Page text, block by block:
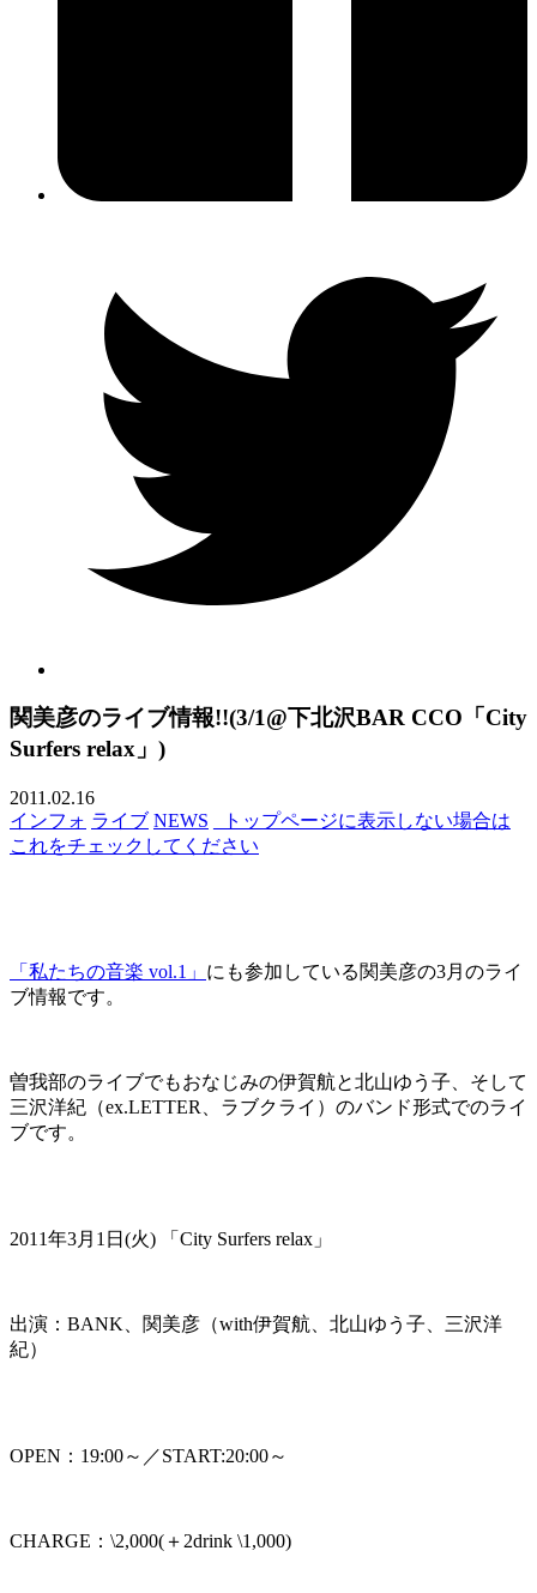
関美彦のライブ情報!!(3/1@下北沢BAR CCO「City
Surfers relax」)
2011.02.16
インフォ ライブ NEWS
_トップページに表示しない場合は
これをチェックしてください
「私たちの音楽 vol.1」 にも参加している関美彦の3月のライ
ブ情報です。
曽我部のライブでもおなじみの伊賀航と北山ゆう子、そして
三沢洋紀（ex.LETTER、ラブクライ）のバンド形式でのライ
ブです。
2011年3月1日(火) 「City Surfers relax」
出演：BANK、関美彦（with伊賀航、北山ゆう子、三沢洋
紀）
OPEN：19:00～／START:20:00～
CHARGE：\2,000(＋2drink \1,000)